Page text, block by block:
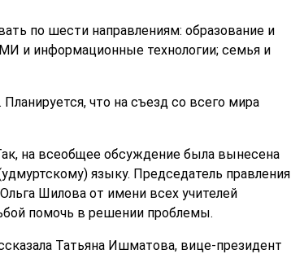
по шести направлениям: образование и
и информационные технологии; семья и
что на съезд со всего мира
на всеобщее обсуждение была вынесена
языку. Председатель правления
Шилова от имени всех учителей
помочь в решении проблемы.
Татьяна Ишматова, вице-президент